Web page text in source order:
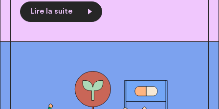
Lire la suite